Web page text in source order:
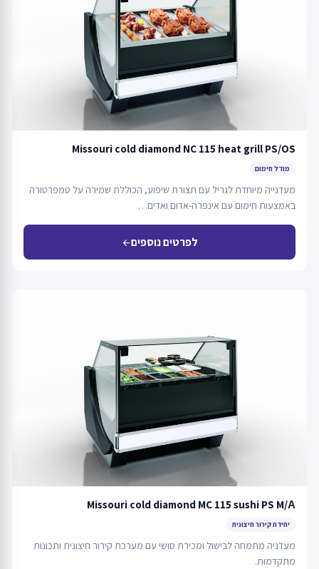
Missouri cold diamond NC 115 heat grill PS/OS
מודל חימום
מעדנייה מיוחדת לגריל עם תצורת שיפוע, הכוללת שמירה על טמפרטורה
באמצעות חימום עם אינפרה-אדום ואדים…
לפרטים נוספיםarrow_back
Missouri cold diamond MC 115 sushi PS M/А
יחידת קירור חיצונית
מעדניה מתמחה לבישול ומכירת סושי עם מערכת קירור חיצונית ותכונות
מתקדמות.